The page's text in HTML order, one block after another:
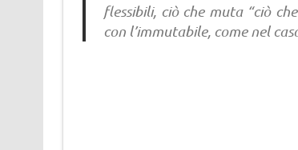
flessibili, ciò che muta “ciò
con l’immutabile, come nel